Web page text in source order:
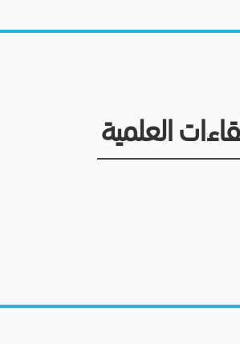
العلمية